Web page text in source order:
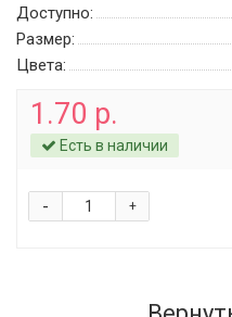
Доступно:
Размер:
Цвета:
1.70 р.
Есть в наличии
+
-